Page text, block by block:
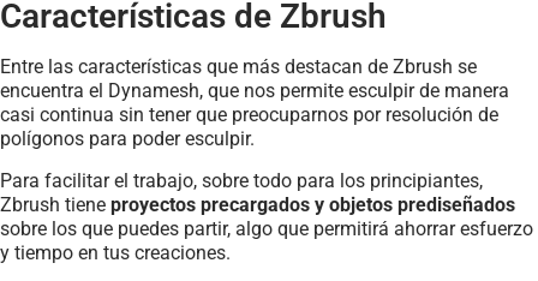
Características de Zbrush
Entre las características que más destacan de Zbrush se
encuentra el Dynamesh, que nos permite esculpir de manera
casi continua sin tener que preocuparnos por resolución de
polígonos para poder esculpir.
Para facilitar el trabajo, sobre todo para los principiantes,
Zbrush tiene proyectos precargados y objetos prediseñados
sobre los que puedes partir, algo que permitirá ahorrar esfuerzo
y tiempo en tus creaciones.